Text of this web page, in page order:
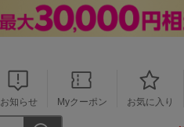
お知らせ Myクーポン お気に入り